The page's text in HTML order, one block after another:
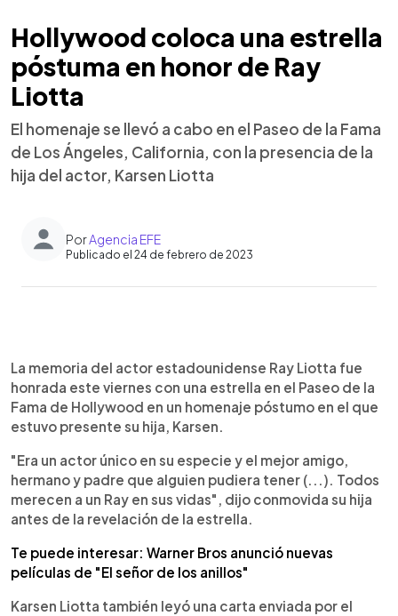
Hollywood coloca una estrella
póstuma en honor de Ray
Liotta
El homenaje se llevó a cabo en el Paseo de la Fama
de Los Ángeles, California, con la presencia de la
hija del actor, Karsen Liotta
PorAgencia EFE
Publicado el 24 de febrero de 2023
Escuchar artículo
La memoria del actor estadounidense Ray Liotta fue
honrada este viernes con una estrella en el Paseo de la
Fama de Hollywood en un homenaje póstumo en el que
estuvo presente su hija, Karsen.
"Era un actor único en su especie y el mejor amigo,
hermano y padre que alguien pudiera tener (...). Todos
merecen a un Ray en sus vidas", dijo conmovida su hija
antes de la revelación de la estrella.
Te puede interesar: Warner Bros anunció nuevas
películas de "El señor de los anillos"
Karsen Liotta también leyó una carta enviada por el